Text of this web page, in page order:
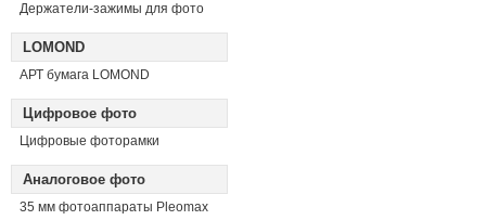
Держатели-зажимы для фото
LOMOND
АРТ бумага LOMOND
Цифровое фото
Цифровые фоторамки
Аналоговое фото
35 мм фотоаппараты Pleomax